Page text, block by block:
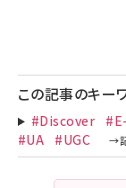
この記事のキー
#Discover
#UA
#UGC